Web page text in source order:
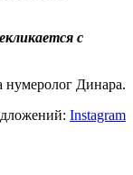
с
нумеролог Динара.
Instagram